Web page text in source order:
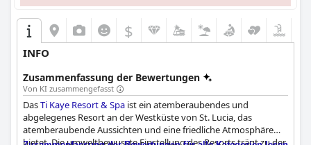
$
INFO
Zusammenfassung der Bewertungen
Von KI zusammengefasst
DasTi Kaye Resort & Spa ist ein atemberaubendes und
abgelegenes Resort an der Westküste von St. Lucia, das
atemberaubende Aussichten und eine friedliche Atmosphäre
bietet. Die umweltbewusste Einstellung des Resorts trägt zu der